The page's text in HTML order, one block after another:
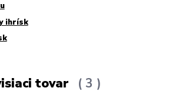
ihrísk
tovar 3